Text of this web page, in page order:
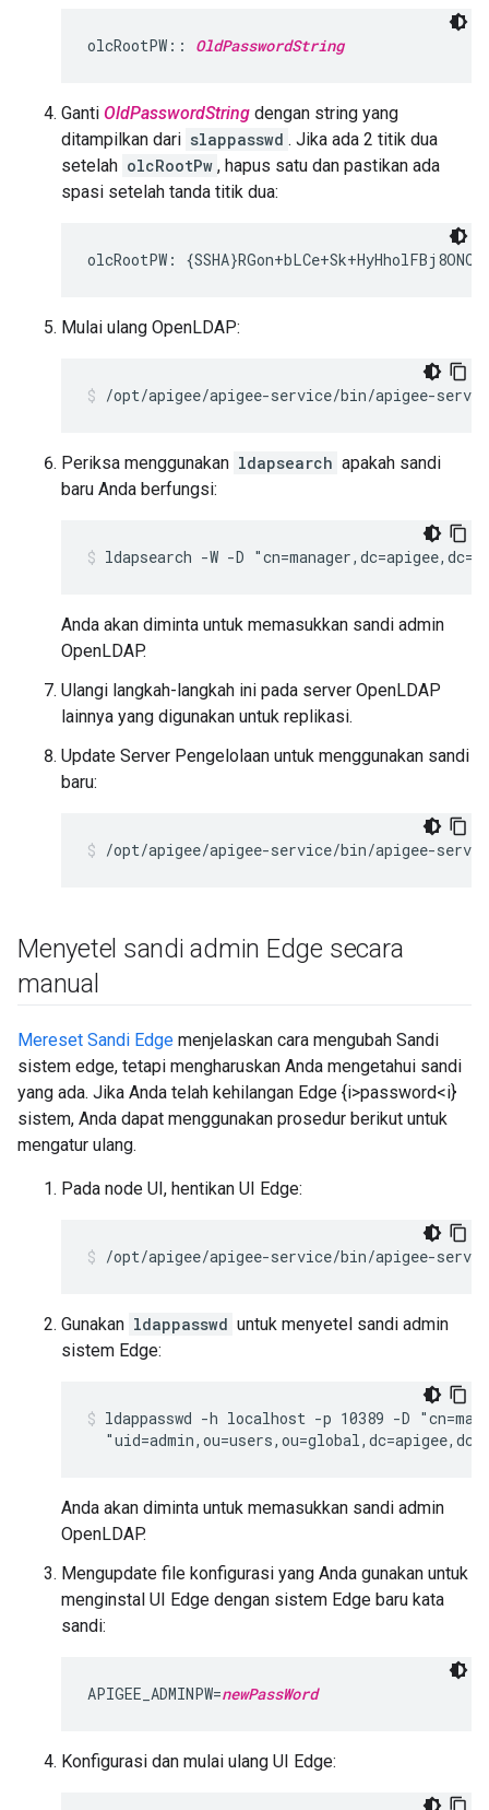
olcRootPW:: OldPasswordString
Ganti OldPasswordString dengan string yang
ditampilkan dari slappasswd . Jika ada 2 titik dua
setelah olcRootPw , hapus satu dan pastikan ada
spasi setelah tanda titik dua:
olcRootPW:
Mulai ulang OpenLDAP:
/opt/apigee/apigee-service/bin/apigee-
Periksa menggunakan ldapsearch apakah sandi
baru Anda berfungsi:
ldapsearch -W -D
Anda akan diminta untuk memasukkan sandi admin
OpenLDAP.
Ulangi langkah-langkah ini pada server OpenLDAP
lainnya yang digunakan untuk replikasi.
Update Server Pengelolaan untuk menggunakan sandi
baru:
/opt/apigee/apigee-service/bin/apigee-
Menyetel sandi admin Edge secara
manual
Mereset Sandi Edge menjelaskan cara mengubah Sandi
sistem edge, tetapi mengharuskan Anda mengetahui sandi
yang ada. Jika Anda telah kehilangan Edge {i>password<i}
sistem, Anda dapat menggunakan prosedur berikut untuk
mengatur ulang.
Pada node UI, hentikan UI Edge:
/opt/apigee/apigee-service/bin/apigee-
Gunakan ldappasswd untuk menyetel sandi admin
sistem Edge:
ldappasswd -h localhost -p 10389 -D
Anda akan diminta untuk memasukkan sandi admin
OpenLDAP.
Mengupdate file konfigurasi yang Anda gunakan untuk
menginstal UI Edge dengan sistem Edge baru kata
sandi:
APIGEE_ADMINPW=newPassWord
Konfigurasi dan mulai ulang UI Edge: